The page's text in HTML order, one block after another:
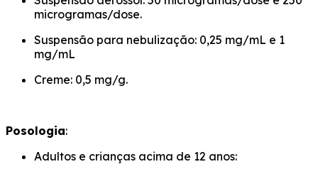
microgramas/dose.
Suspensão para nebulização: 0,25 mg/mL e 1
mg/mL
Creme: 0,5 mg/g.
Posologia:
Adultos e crianças acima de 12 anos: